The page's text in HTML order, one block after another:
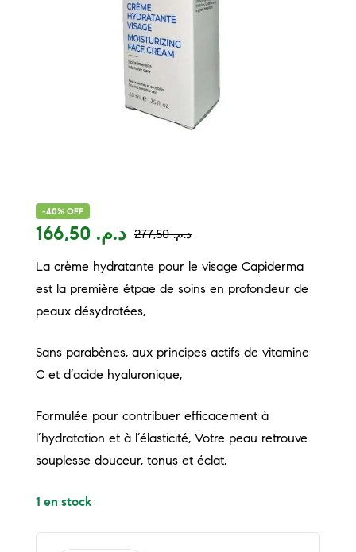
-40% OFF
د.م.277,50 د.م.
La crème hydratante pour le visage Capiderma
est la première étpae de soins en profondeur de
peaux désydratées,
Sans parabènes, aux principes actifs de vitamine
C et d’acide hyaluronique,
Formulée pour contribuer efficacement à
l’hydratation et à l’élasticité, Votre peau retrouve
souplesse douceur, tonus et éclat,
1 en stock